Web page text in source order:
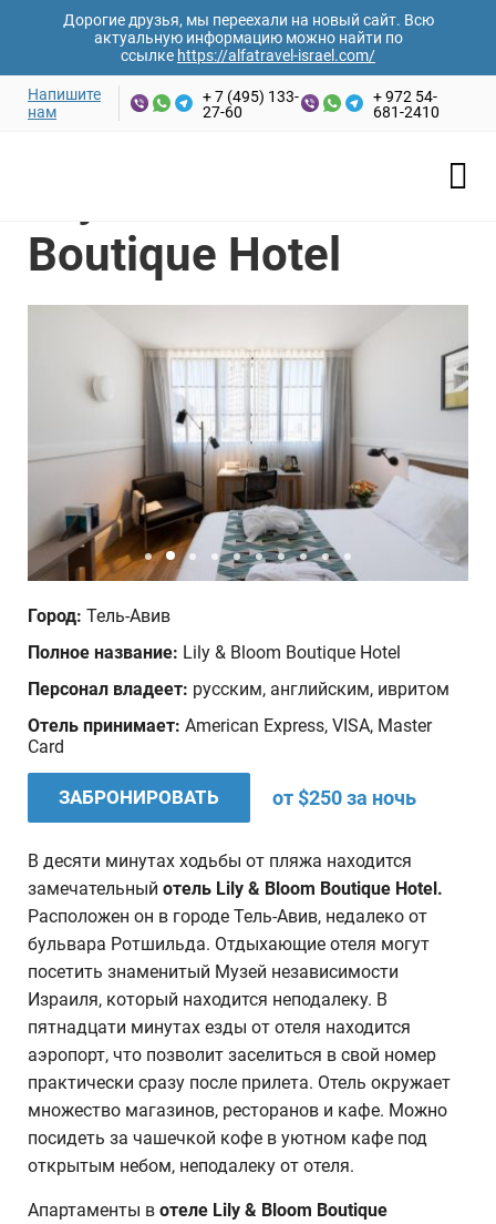
Дорогие друзья, мы переехали на новый сайт. Всю
актуальную информацию можно найти по
ссылке https://alfatravel-israel.com/
Напишите
нам
+ 7 (495) 133-
27-60
+ 972 54-
681-2410
Boutique Hotel
Город: Тель-Авив
Полное название: Lily & Bloom Boutique Hotel
Персонал владеет: русским, английским, ивритом
Отель принимает: American Express, VISA, Master
Card
ЗАБРОНИРОВАТЬ от $250 за ночь
В десяти минутах ходьбы от пляжа находится
замечательный отель Lily & Bloom Boutique Hotel.
Расположен он в городе Тель-Авив, недалеко от
бульвара Ротшильда. Отдыхающие отеля могут
посетить знаменитый Музей независимости
Израиля, который находится неподалеку. В
пятнадцати минутах езды от отеля находится
аэропорт, что позволит заселиться в свой номер
практически сразу после прилета. Отель окружает
множество магазинов, ресторанов и кафе. Можно
посидеть за чашечкой кофе в уютном кафе под
открытым небом, неподалеку от отеля.
Апартаменты в отеле Lily & Bloom Boutique
Ваши имя и фамилия*
Email адрес*
Дата заезда
Дата отъезда
Ваши пожелания